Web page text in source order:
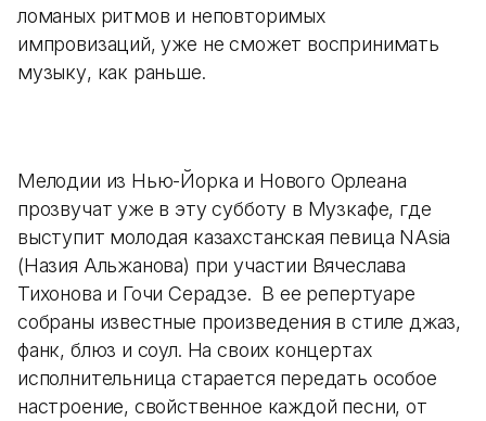
ломаных ритмов и неповторимых
импровизаций, уже не сможет воспринимать
музыку, как раньше.
Мелодии из Нью-Йорка и Нового Орлеана
прозвучат уже в эту субботу в Музкафе, где
выступит молодая казахстанская певица NAsia
(Назия Альжанова) при участии Вячеслава
Тихонова и Гочи Серадзе. В ее репертуаре
собраны известные произведения в стиле джаз,
фанк, блюз и соул. На своих концертах
исполнительница старается передать особое
настроение, свойственное каждой песни, от